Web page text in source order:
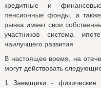
кредитные и
пенсионные фонды, а также
рынка имеет свои
участников система
наилучшего развития
В настоящее время, на
могут действовать
1 Заемщики - физические